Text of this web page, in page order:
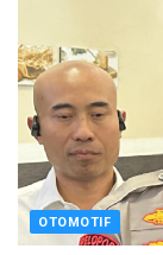
OTOMOTIF